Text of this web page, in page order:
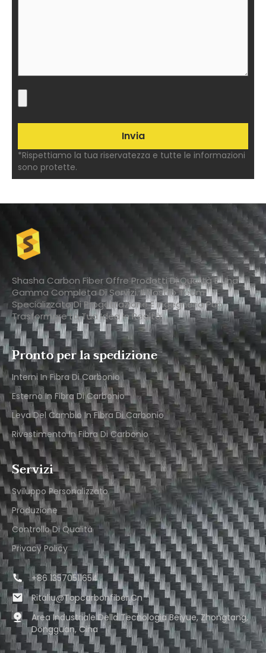
*Rispettiamo la tua riservatezza e tutte le informazioni
sono protette.
Shasha Carbon Fiber Offre Prodotti Di Qualità E Una
Gamma Completa Di Servizi. Il Nostro Team
Specializzato Di Progettazione E Ingegneria Può
Trasformare La Tua Idea In Realtà.
Pronto per la spedizione
Interni In Fibra Di Carbonio
Esterno In Fibra Di Carbonio
Leva Del Cambio In Fibra Di Carbonio
Rivestimento In Fibra Di Carbonio
Servizi
Sviluppo Personalizzato
Produzione
Controllo Di Qualità
Privacy Policy
+86 13570511654
Ritaliu@topcarbonfiber.cn
Area Industriale Della Tecnologia Beiyue, Zhongtang,
Dongguan, Cina